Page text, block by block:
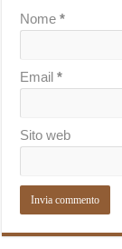
Nome*
Email*
Sito web